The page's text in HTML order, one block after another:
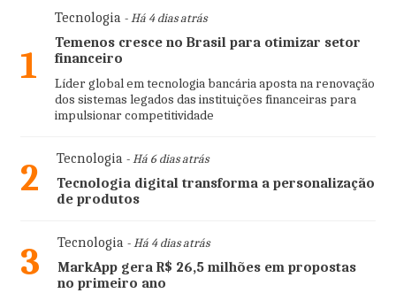
1
Tecnologia- Há 4 dias atrás
Temenos cresce no Brasil para otimizar setor
financeiro
Líder global em tecnologia bancária aposta na renovação
dos sistemas legados das instituições financeiras para
impulsionar competitividade
2 Tecnologia- Há 6 dias atrás
Tecnologia digital transforma a personalização
de produtos
3 Tecnologia- Há 4 dias atrás
MarkApp gera R$ 26,5 milhões em propostas
no primeiro ano